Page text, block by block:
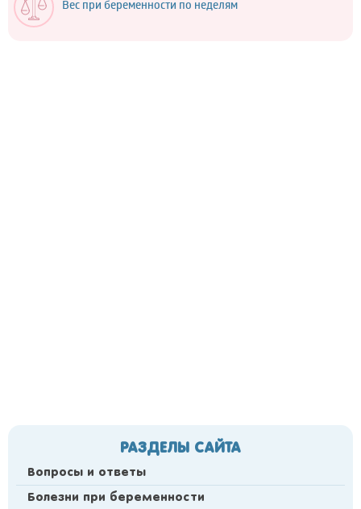
Вес при беременности по неделям
РАЗДЕЛЫ САЙТА
Вопросы и ответы
Болезни при беременности